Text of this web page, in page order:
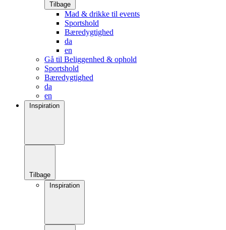
Tilbage
Mad & drikke til events
Sportshold
Bæredygtighed
da
en
Gå til Beliggenhed & ophold
Sportshold
Bæredygtighed
da
en
Inspiration
Tilbage
Inspiration